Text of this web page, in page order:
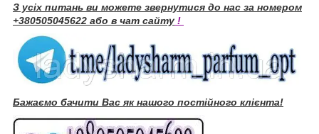
З усіх питань ви можете звернутися до нас за номером
+380505045622 або в чат сайту !
Бажаємо бачити Вас як нашого постійного клієнта!